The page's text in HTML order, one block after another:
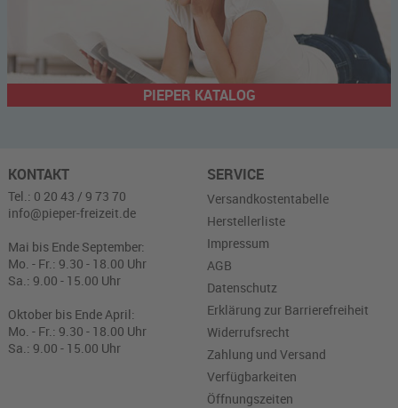
PIEPER KATALOG
KONTAKT
Tel.: 0 20 43 / 9 73 70
info@pieper-freizeit.de
Mai bis Ende September:
Mo. - Fr.: 9.30 - 18.00 Uhr
Sa.: 9.00 - 15.00 Uhr
Oktober bis Ende April:
Mo. - Fr.: 9.30 - 18.00 Uhr
Sa.: 9.00 - 15.00 Uhr
SERVICE
Versandkostentabelle
Herstellerliste
Impressum
AGB
Datenschutz
Erklärung zur Barrierefreiheit
Widerrufsrecht
Zahlung und Versand
Verfügbarkeiten
Öffnungszeiten